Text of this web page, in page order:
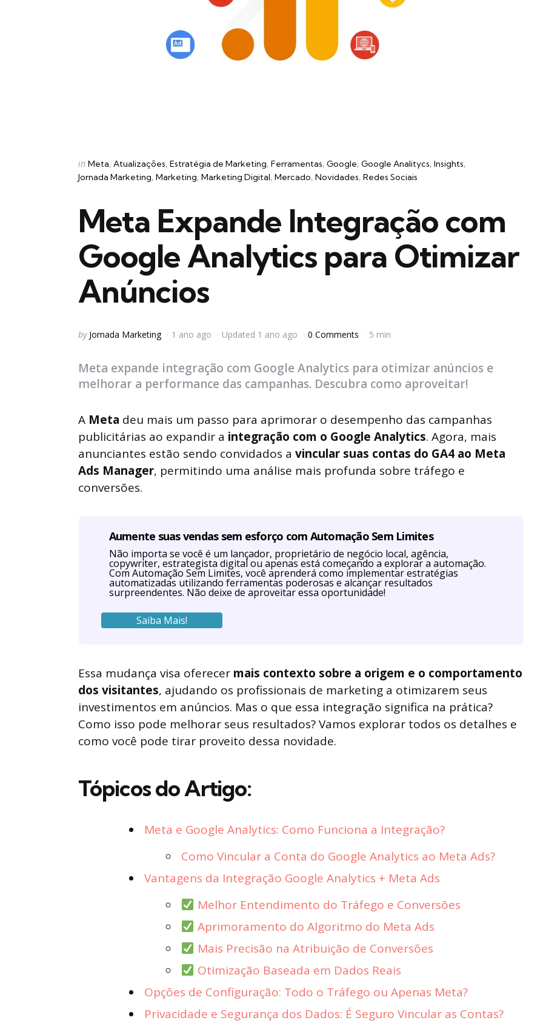
Categories
Posted
in
in Meta Atualizações Estratégia de Marketing Ferramentas Google Google Analitycs Insights
Jornada Marketing Marketing Marketing Digital Mercado Novidades Redes Sociais
Meta Expande Integração com
Google Analytics para Otimizar
Anúncios
Posted
by Jornada Marketing 1 ano ago Updated 1 ano ago 0 Comments 5 min
Meta expande integração com Google Analytics para otimizar anúncios e
melhorar a performance das campanhas. Descubra como aproveitar!
A Meta deu mais um passo para aprimorar o desempenho das campanhas
publicitárias ao expandir a integração com o Google Analytics. Agora, mais
anunciantes estão sendo convidados a vincular suas contas do GA4 ao Meta
Ads Manager, permitindo uma análise mais profunda sobre tráfego e
conversões.
Aumente suas vendas sem esforço com Automação Sem Limites
Não importa se você é um lançador, proprietário de negócio local, agência,
copywriter, estrategista digital ou apenas está começando a explorar a automação.
Com Automação Sem Limites, você aprenderá como implementar estratégias
automatizadas utilizando ferramentas poderosas e alcançar resultados
surpreendentes. Não deixe de aproveitar essa oportunidade!
Saiba Mais!
Essa mudança visa oferecer mais contexto sobre a origem e o comportamento
dos visitantes, ajudando os profissionais de marketing a otimizarem seus
investimentos em anúncios. Mas o que essa integração significa na prática?
Como isso pode melhorar seus resultados? Vamos explorar todos os detalhes e
como você pode tirar proveito dessa novidade.
Tópicos do Artigo:
Meta e Google Analytics: Como Funciona a Integração?
Como Vincular a Conta do Google Analytics ao Meta Ads?
Vantagens da Integração Google Analytics + Meta Ads
Melhor Entendimento do Tráfego e Conversões
Aprimoramento do Algoritmo do Meta Ads
Mais Precisão na Atribuição de Conversões
Otimização Baseada em Dados Reais
Opções de Configuração: Todo o Tráfego ou Apenas Meta?
Privacidade e Segurança dos Dados: É Seguro Vincular as Contas?